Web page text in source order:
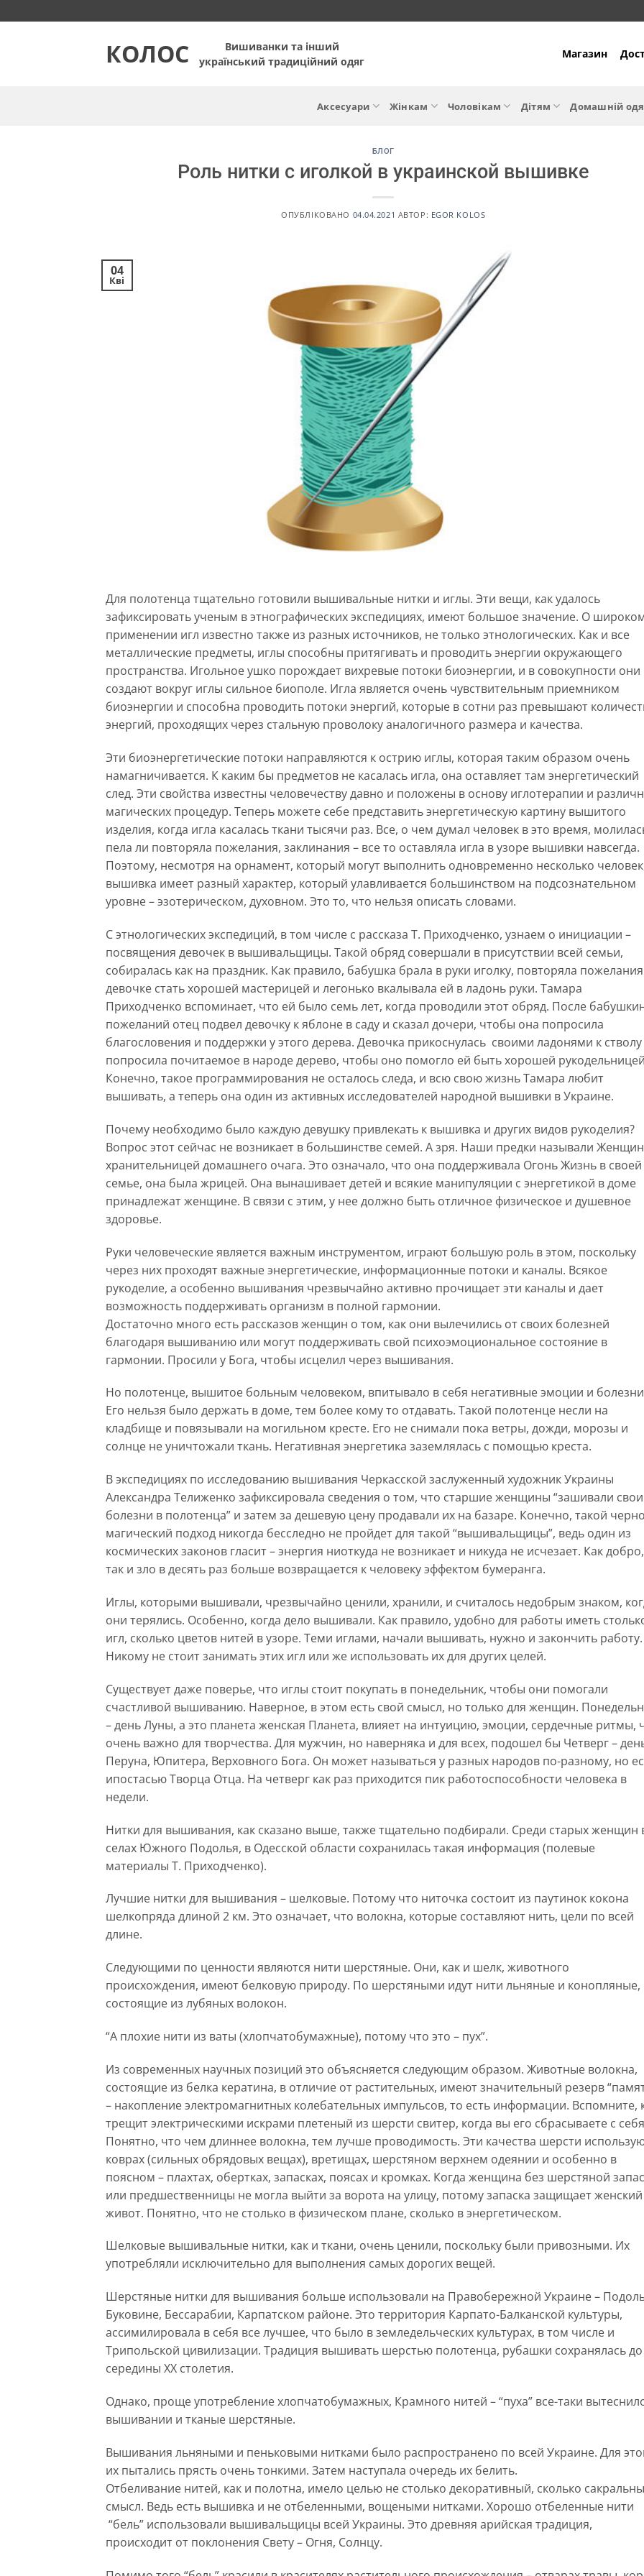
КОЛОС
Вишиванки та інший
український традиційний одяг
Магазин
Аксесуари Жінкам Чоловікам Дітям Домашній
БЛОГ
Роль нитки с иголкой в украинской вышивке
ОПУБЛІКОВАНО 04.04.2021 АВТОР: EGOR KOLOS
04
Кві
Для полотенца тщательно готовили вышивальные нитки и иглы. Эти вещи, как удалось
зафиксировать ученым в этнографических экспедициях, имеют большое значение. О
применении игл известно также из разных источников, не только этнологических. Как и все
металлические предметы, иглы способны притягивать и проводить энергии окружающего
пространства. Игольное ушко порождает вихревые потоки биоэнергии, и в совокупности они
создают вокруг иглы сильное биополе. Игла является очень чувствительным приемником
биоэнергии и способна проводить потоки энергий, которые в сотни раз превышают
энергий, проходящих через стальную проволоку аналогичного размера и качества.
Эти биоэнергетические потоки направляются к острию иглы, которая таким образом очень
намагничивается. К каким бы предметов не касалась игла, она оставляет там энергетический
след. Эти свойства известны человечеству давно и положены в основу иглотерапии и
магических процедур. Теперь можете себе представить энергетическую картину вышитого
изделия, когда игла касалась ткани тысячи раз. Все, о чем думал человек в это время,
пела ли повторяла пожелания, заклинания – все то оставляла игла в узоре вышивки навсегда.
Поэтому, несмотря на орнамент, который могут выполнить одновременно несколько
вышивка имеет разный характер, который улавливается большинством на подсознательном
уровне – эзотерическом, духовном. Это то, что нельзя описать словами.
С этнологических экспедиций, в том числе с рассказа Т. Приходченко, узнаем о инициации –
посвящения девочек в вышивальщицы. Такой обряд совершали в присутствии всей семьи,
собиралась как на праздник. Как правило, бабушка брала в руки иголку, повторяла пожелания
девочке стать хорошей мастерицей и легонько вкалывала ей в ладонь руки. Тамара
Приходченко вспоминает, что ей было семь лет, когда проводили этот обряд. После
пожеланий отец подвел девочку к яблоне в саду и сказал дочери, чтобы она попросила
благословения и поддержки у этого дерева. Девочка прикоснулась своими ладонями к стволу
попросила почитаемое в народе дерево, чтобы оно помогло ей быть хорошей
Конечно, такое программирования не осталось следа, и всю свою жизнь Тамара любит
вышивать, а теперь она один из активных исследователей народной вышивки в Украине.
Почему необходимо было каждую девушку привлекать к вышивка и других видов рукоделия?
Вопрос этот сейчас не возникает в большинстве семей. А зря. Наши предки называли
хранительницей домашнего очага. Это означало, что она поддерживала Огонь Жизнь в своей
семье, она была жрицей. Она вынашивает детей и всякие манипуляции с энергетикой в ​​доме
принадлежат женщине. В связи с этим, у нее должно быть отличное физическое и душевное
здоровье.
Руки человеческие является важным инструментом, играют большую роль в этом, поскольку
через них проходят важные энергетические, информационные потоки и каналы. Всякое
рукоделие, а особенно вышивания чрезвычайно активно прочищает эти каналы и дает
возможность поддерживать организм в полной гармонии.
Достаточно много есть рассказов женщин о том, как они вылечились от своих болезней
благодаря вышиванию или могут поддерживать свой психоэмоциональное состояние в
гармонии. Просили у Бога, чтобы исцелил через вышивания.
Но полотенце, вышитое больным человеком, впитывало в себя негативные эмоции и
Его нельзя было держать в доме, тем более кому то отдавать. Такой полотенце несли на
кладбище и повязывали на могильном кресте. Его не снимали пока ветры, дожди, морозы и
солнце не уничтожали ткань. Негативная энергетика заземлялась с помощью креста.
В экспедициях по исследованию вышивания Черкасской заслуженный художник Украины
Александра Телиженко зафиксировала сведения о том, что старшие женщины “зашивали свои
болезни в полотенца” и затем за дешевую цену продавали их на базаре. Конечно, такой
магический подход никогда бесследно не пройдет для такой “вышивальщицы”, ведь один из
космических законов гласит – энергия ниоткуда не возникает и никуда не исчезает. Как добро,
так и зло в десять раз больше возвращается к человеку эффектом бумеранга.
Иглы, которыми вышивали, чрезвычайно ценили, хранили, и считалось недобрым знаком,
они терялись. Особенно, когда дело вышивали. Как правило, удобно для работы иметь
игл, сколько цветов нитей в узоре. Теми иглами, начали вышивать, нужно и закончить работу.
Никому не стоит занимать этих игл или же использовать их для других целей.
Существует даже поверье, что иглы стоит покупать в понедельник, чтобы они помогали
счастливой вышиванию. Наверное, в этом есть свой смысл, но только для женщин.
– день Луны, а это планета женская Планета, влияет на интуицию, эмоции, сердечные ритмы,
очень важно для творчества. Для мужчин, но наверняка и для всех, подошел бы Четверг –
Перуна, Юпитера, Верховного Бога. Он может называться у разных народов по-разному, но
ипостасью Творца Отца. На четверг как раз приходится пик работоспособности человека в
недели.
Нитки для вышивания, как сказано выше, также тщательно подбирали. Среди старых женщин
селах Южного Подолья, в Одесской области сохранилась такая информация (полевые
материалы Т. Приходченко).
Лучшие нитки для вышивания – шелковые. Потому что ниточка состоит из паутинок кокона
шелкопряда длиной 2 км. Это означает, что волокна, которые составляют нить, цели по всей
длине.
Следующими по ценности являются нити шерстяные. Они, как и шелк, животного
происхождения, имеют белковую природу. По шерстяными идут нити льняные и конопляные,
состоящие из лубяных волокон.
“А плохие нити из ваты (хлопчатобумажные), потому что это – пух”.
Из современных научных позиций это объясняется следующим образом. Животные волокна,
состоящие из белка кератина, в отличие от растительных, имеют значительный резерв
– накопление электромагнитных колебательных импульсов, то есть информации. Вспомните,
трещит электрическими искрами плетеный из шерсти свитер, когда вы его сбрасываете с
Понятно, что чем длиннее волокна, тем лучше проводимость. Эти качества шерсти
коврах (сильных обрядовых вещах), вретищах, шерстяном верхнем одеянии и особенно в
поясном – плахтах, обертках, запасках, поясах и кромках. Когда женщина без шерстяной
или предшественницы не могла выйти за ворота на улицу, потому запаска защищает женский
живот. Понятно, что не столько в физическом плане, сколько в энергетическом.
Шелковые вышивальные нитки, как и ткани, очень ценили, поскольку были привозными. Их
употребляли исключительно для выполнения самых дорогих вещей.
Шерстяные нитки для вышивания больше использовали на Правобережной Украине –
Буковине, Бессарабии, Карпатском районе. Это территория Карпато-Балканской культуры,
ассимилировала в себя все лучшее, что было в земледельческих культурах, в том числе и
Трипольской цивилизации. Традиция вышивать шерстью полотенца, рубашки сохранялась до
середины XX столетия.
Однако, проще употребление хлопчатобумажных, Крамного нитей – “пуха” все-таки
вышивании и тканые шерстяные.
Вышивания льняными и пеньковыми нитками было распространено по всей Украине. Для
их пытались прясть очень тонкими. Затем наступала очередь их белить.
Отбеливание нитей, как и полотна, имело целью не столько декоративный, сколько
смысл. Ведь есть вышивка и не отбеленными, вощеными нитками. Хорошо отбеленные нити
“бель” использовали вышивальщицы всей Украины. Это древняя арийская традиция,
происходит от поклонения Свету – Огня, Солнцу.